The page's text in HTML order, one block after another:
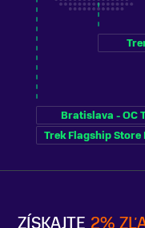
ZÍSKAJTE 2%
Bratislava - OC
Trek Flagship